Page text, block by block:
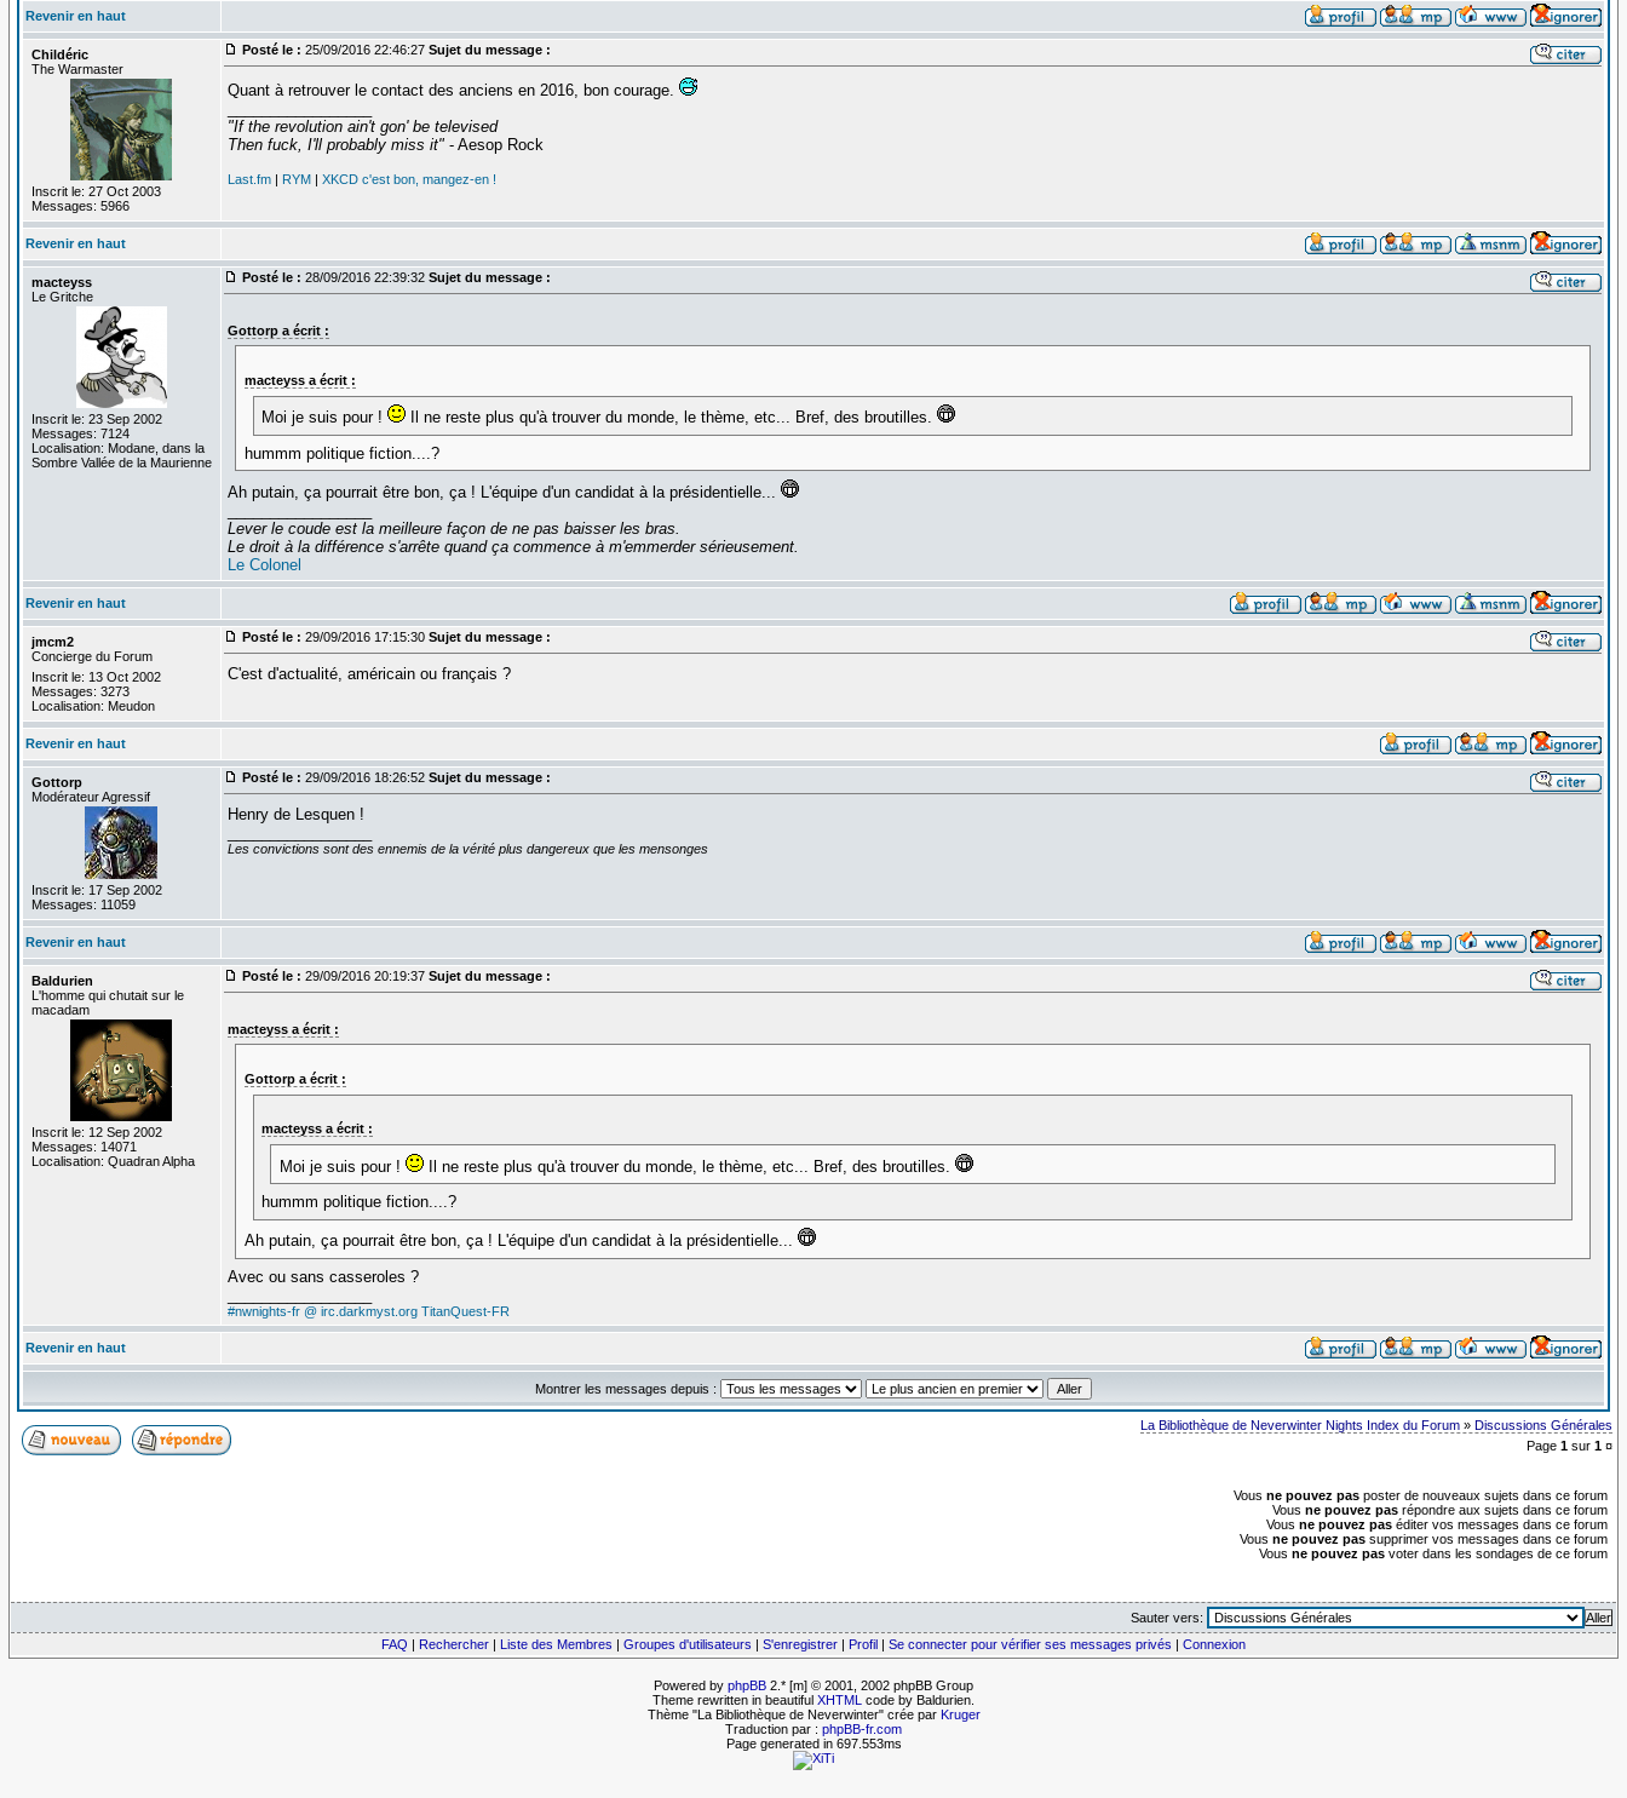
Revenir en haut
Childéric
The Warmaster
Inscrit le: 27 Oct 2003
Messages: 5966
Posté le : 25/09/2016 22:46:27 Sujet du message :
Quant à retrouver le contact des anciens en 2016, bon courage.
"If the revolution ain't gon' be televised
Then fuck, I'll probably miss it"- Aesop Rock
Last.fm| RYM| XKCD c'est bon, mangez-en !
Revenir en haut
macteyss
Le Gritche
Inscrit le: 23 Sep 2002
Messages: 7124
Localisation: Modane, dans la
Sombre Vallée de la Maurienne
Posté le : 28/09/2016 22:39:32 Sujet du message :
Gottorp a écrit :
macteyss a écrit :
Moi je suis pour !
Il ne reste plus qu'à trouver du monde, le thème, etc... Bref, des broutilles.
hummm politique fiction....?
Ah putain, ça pourrait être bon, ça ! L'équipe d'un candidat à la présidentielle...
Lever le coude est la meilleure façon de ne pas baisser les bras.
Le droit à la différence s'arrête quand ça commence à m'emmerder sérieusement.
Le Colonel
Revenir en haut
jmcm2
Concierge du Forum
Inscrit le: 13 Oct 2002
Messages: 3273
Localisation: Meudon
Posté le : 29/09/2016 17:15:30 Sujet du message :
C'est d'actualité, américain ou français ?
Revenir en haut
Gottorp
Modérateur Agressif
Inscrit le: 17 Sep 2002
Messages: 11059
Posté le : 29/09/2016 18:26:52 Sujet du message :
Henry de Lesquen !
Les convictions sont des ennemis de la vérité plus dangereux que les mensonges
Revenir en haut
Baldurien
L'homme qui chutait sur le
macadam
Inscrit le: 12 Sep 2002
Messages: 14071
Localisation: Quadran Alpha
Posté le : 29/09/2016 20:19:37 Sujet du message :
macteyss a écrit :
Gottorp a écrit :
macteyss a écrit :
Moi je suis pour !
Il ne reste plus qu'à trouver du monde, le thème, etc... Bref, des broutilles.
hummm politique fiction....?
Ah putain, ça pourrait être bon, ça ! L'équipe d'un candidat à la présidentielle...
Avec ou sans casseroles ?
#nwnights-fr @ irc.darkmyst.org TitanQuest-FR
Revenir en haut
Montrer les messages depuis :
La Bibliothèque de Neverwinter Nights Index du Forum »Discussions Générales
Page1 sur1 ¤
Vousne pouvez pas poster de nouveaux sujets dans ce forum
Vousne pouvez pas répondre aux sujets dans ce forum
Vousne pouvez pas éditer vos messages dans ce forum
Vousne pouvez pas supprimer vos messages dans ce forum
Vousne pouvez pas voter dans les sondages de ce forum
Sauter vers:
FAQ
Rechercher Liste des Membres Groupes d'utilisateurs S'enregistrer Profil Se connecter pour vérifier ses messages privés Connexion
Powered by phpBB 2.* [m] © 2001, 2002 phpBB Group
Theme rewritten in beautiful XHTML code by Baldurien.
Thème "La Bibliothèque de Neverwinter" crée par Kruger
Traduction par : phpBB-fr.com
Page generated in 697.553ms